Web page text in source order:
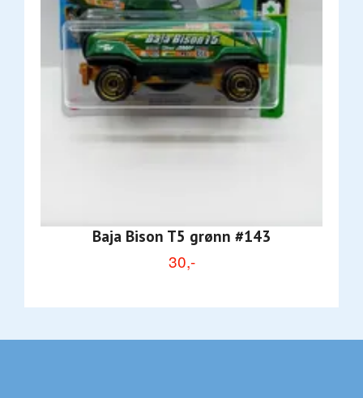
Baja Bison T5 grønn #143
30,-